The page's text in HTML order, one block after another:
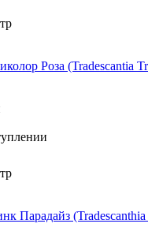
Роза (Tradescantia
Парадайз (Tradescanthia